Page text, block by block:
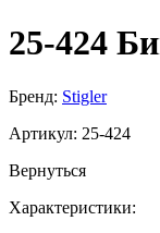
25-424
Бренд: Stigler
Артикул: 25-424
Вернуться
Характеристики: